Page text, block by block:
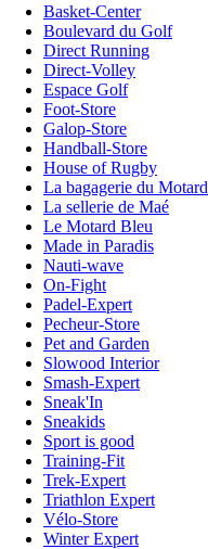
Basket-Center
Boulevard du Golf
Direct Running
Direct-Volley
Espace Golf
Foot-Store
Galop-Store
Handball-Store
House of Rugby
La bagagerie du Motard
La sellerie de Maé
Le Motard Bleu
Made in Paradis
Nauti-wave
On-Fight
Padel-Expert
Pecheur-Store
Pet and Garden
Slowood Interior
Smash-Expert
Sneak'In
Sneakids
Sport is good
Training-Fit
Trek-Expert
Triathlon Expert
Vélo-Store
Winter Expert